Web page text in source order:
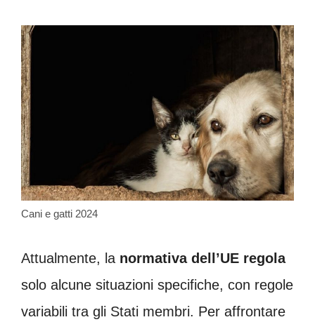
Cani e gatti 2024
Attualmente, la normativa dell’UE regola
solo alcune situazioni specifiche, con regole
variabili tra gli Stati membri. Per affrontare